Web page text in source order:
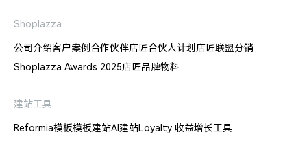
Shoplazza
公司介绍客户案例合作伙伴店匠合伙人计划店匠联盟分销
Shoplazza Awards 2025店匠品牌物料
建站工具
Reformia模板模板建站AI建站Loyalty 收益增长工具